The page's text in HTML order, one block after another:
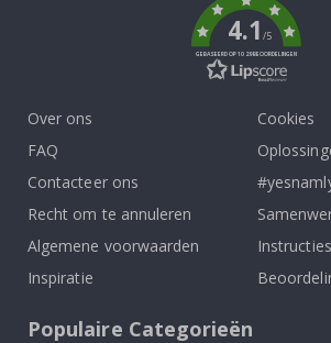
4.1/5
GEBASEERD OP 1029 BEOORDELINGEN
Over ons
FAQ
Contacteer ons
Recht om te annuleren
Algemene voorwaarden
Inspiratie
Cookies
Instructies
Populaire Categorieën